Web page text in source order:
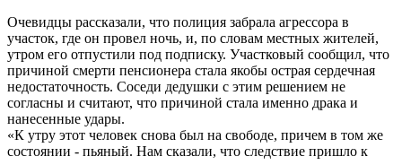
Очевидцы рассказали, что полиция забрала агрессора в
участок, где он провел ночь, и, по словам местных жителей,
утром его отпустили под подписку. Участковый сообщил, что
причиной смерти пенсионера стала якобы острая сердечная
недостаточность. Соседи дедушки с этим решением не
согласны и считают, что причиной стала именно драка и
нанесенные удары.
«К утру этот человек снова был на свободе, причем в том же
состоянии - пьяный. Нам сказали, что следствие пришло к